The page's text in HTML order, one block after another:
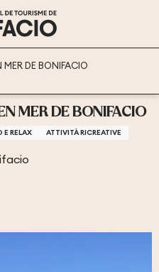
MER DE BONIFACIO
MER DE BONIFACIO
E RELAX ATTIVITÀ RICREATIVE